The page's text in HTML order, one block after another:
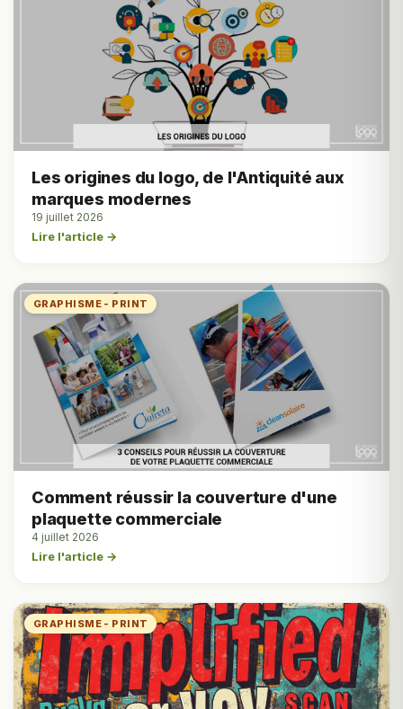
Les origines du logo, de l'Antiquité aux
marques modernes
19 juillet 2026
Lire l'article →
GRAPHISME - PRINT
Comment réussir la couverture d'une
plaquette commerciale
4 juillet 2026
Lire l'article →
GRAPHISME - PRINT